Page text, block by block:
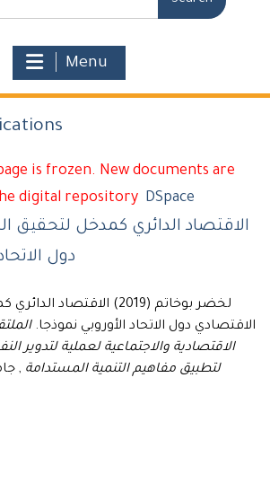
Menu
is frozen. New documents are
digital repository DSpace
الاقتصاد الدائري كمدخل لتحقيق
دول
لخضر بوخاتم (2019)
الاقتصادي دول الاتحاد الأوروبي نموذجا.
الاقتصادية والاجتماعية لعملية لتدوير
لتطبيق مفاهيم التنمية المستدامة ,